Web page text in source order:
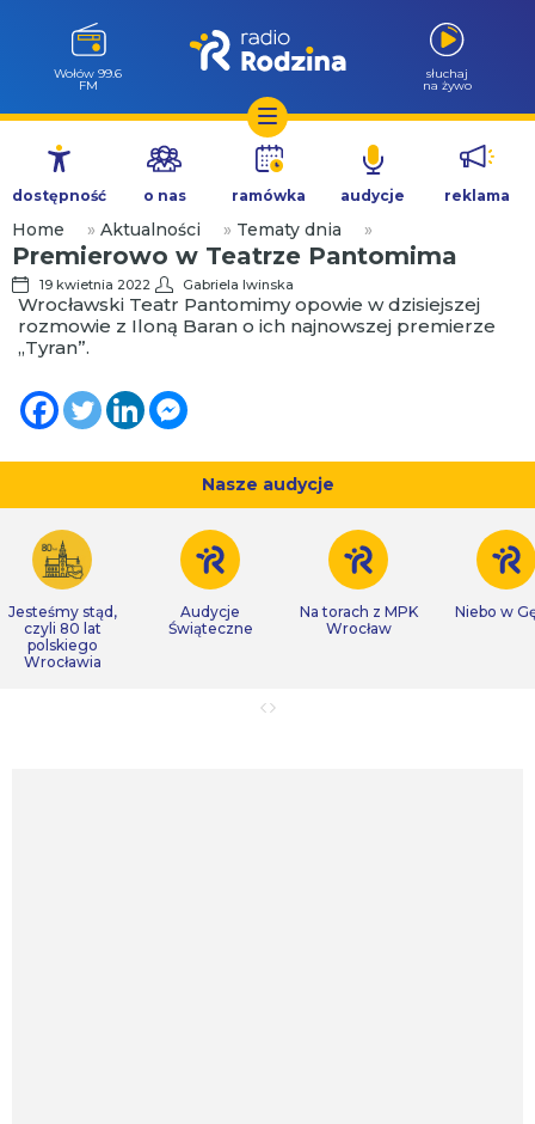
Przejdź
treści
Wołów 99.6
FM
słuchaj
na żywo
dostępność o nas ramówka audycje reklama
Home » Aktualności » Tematy dnia »
Premierowo w Teatrze Pantomima
19 kwietnia 2022 Gabriela Iwinska
Wrocławski Teatr Pantomimy opowie w dzisiejszej
rozmowie z Iloną Baran o ich najnowszej premierze
„Tyran”.
Nasze audycje
Jesteśmy stąd,
czyli 80 lat
polskiego
Wrocławia
Audycje
Świąteczne
Na torach z MPK
Wrocław
Niebo w